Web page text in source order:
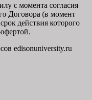
с момента согласия
Договора (в момент
действия которого
edisonuniversity.ru